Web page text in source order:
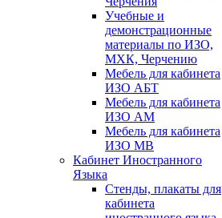
Учебные и
демонстрационные
материалы по ИЗО,
МХК, Черчению
Мебель для кабинета
ИЗО АБТ
Мебель для кабинета
ИЗО АМ
Мебель для кабинета
ИЗО МВ
Кабинет Иностранного
Языка
Стенды, плакаты для
кабинета